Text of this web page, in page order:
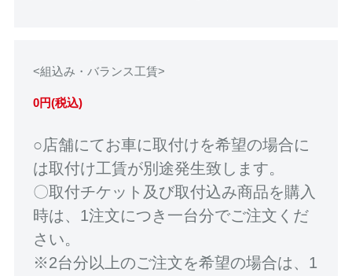
<組込み・バランス工賃>
0円(税込)
○店舗にてお車に取付けを希望の場合に
は取付け工賃が別途発生致します。
〇取付チケット及び取付込み商品を購入
時は、1注文につき一台分でご注文くだ
さい。
※2台分以上のご注文を希望の場合は、1